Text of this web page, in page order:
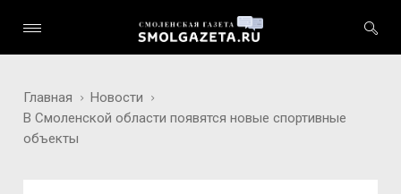
Главная
Новости
В Смоленской области появятся новые спортивные
объекты